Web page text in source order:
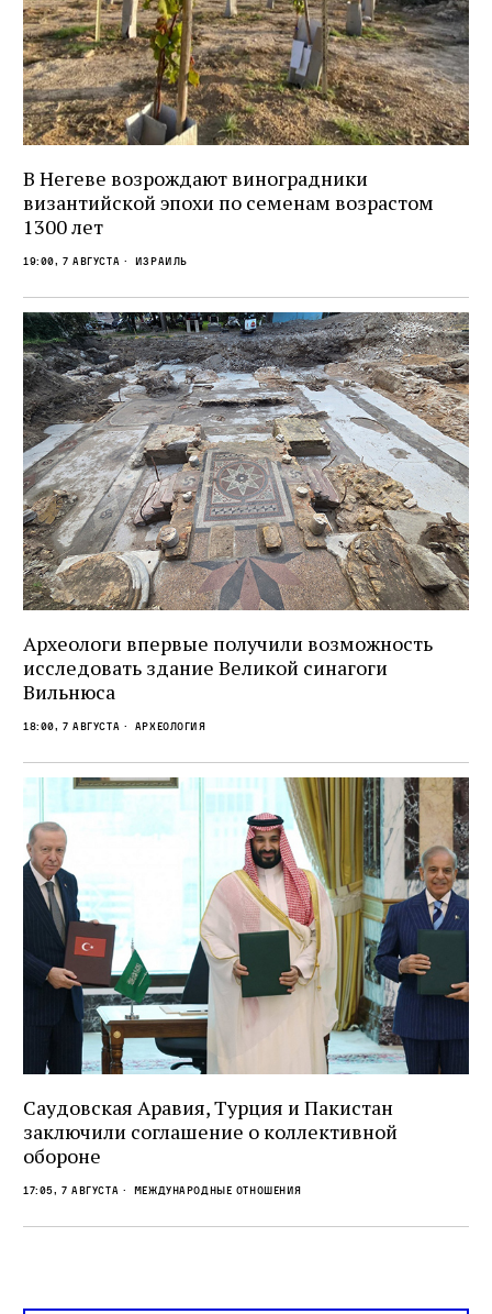
В Негеве возрождают виноградники
византийской эпохи по семенам возрастом
1300 лет
19:00, 7 августа Израиль
Археологи впервые получили возможность
исследовать здание Великой синагоги
Вильнюса
18:00, 7 августа Археология
Саудовская Аравия, Турция и Пакистан
заключили соглашение о коллективной
обороне
17:05, 7 августа международные отношения